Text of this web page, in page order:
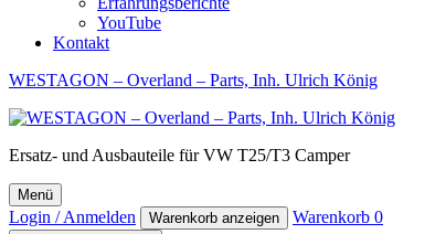
YouTube
Kontakt
WESTAGON – Overland – Parts, Inh. Ulrich König
Ersatz- und Ausbauteile für VW T25/T3 Camper
Menü
Login / Anmelden Warenkorb anzeigen Warenkorb 0